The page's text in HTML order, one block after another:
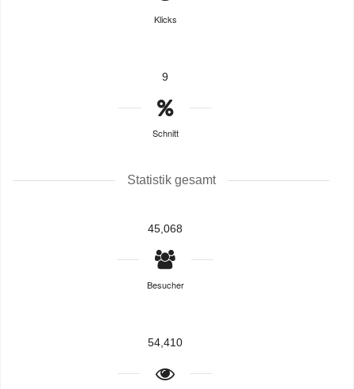
Klicks
9
Schnitt
Statistik gesamt
45,068
Besucher
54,410